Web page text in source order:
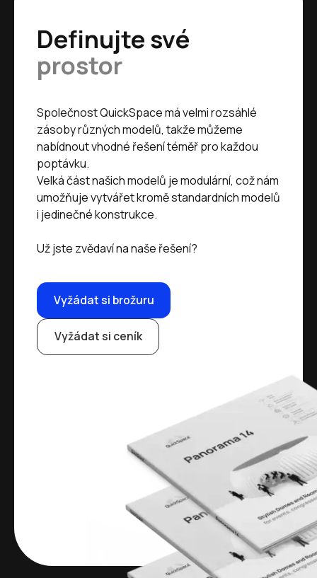
Definujte své
prostor
Společnost QuickSpace má velmi rozsáhlé
zásoby různých modelů, takže můžeme
nabídnout vhodné řešení téměř pro každou
poptávku.
Velká část našich modelů je modulární, což nám
umožňuje vytvářet kromě standardních modelů
i jedinečné konstrukce.
Už jste zvědaví na naše řešení?
Vyžádat si brožuru
Vyžádat si ceník